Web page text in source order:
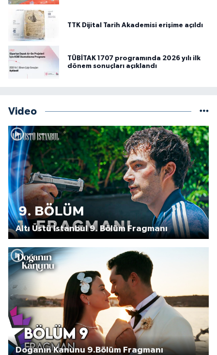
TTK Dijital Tarih Akademisi erişime açıldı
TÜBİTAK 1707 programında 2026 yılı ilk
dönem sonuçları açıklandı
Video
Altı Üstü İstanbul 9. Bölüm Fragmanı
Doğanın Kanunu 9.Bölüm Fragmanı